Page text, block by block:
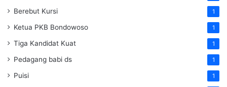
Berebut Kursi 1
Ketua PKB Bondowoso 1
Tiga Kandidat Kuat 1
Pedagang babi ds 1
Puisi 1